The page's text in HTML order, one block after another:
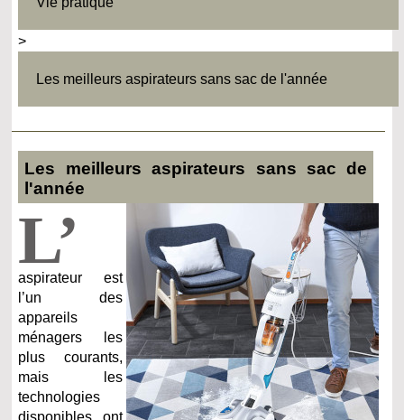
>
Les meilleurs aspirateurs sans sac de l'année
Les meilleurs aspirateurs sans sac de
l'année
L’
aspirateur est
l’un des
appareils
ménagers les
plus courants,
mais les
technologies
disponibles ont